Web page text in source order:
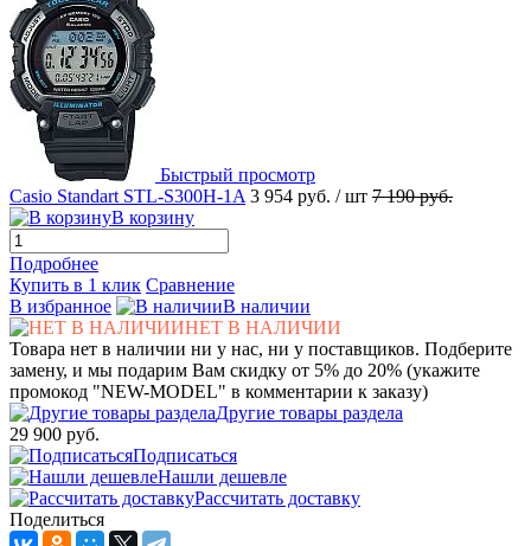
Быстрый просмотр
Casio Standart STL-S300H-1A 3 954 руб. / шт 7 190 руб.
В корзину
Подробнее
Купить в 1 клик Сравнение
В избранное
В наличии
НЕТ В НАЛИЧИИ
Товара нет в наличии ни у нас, ни у поставщиков. Подберите
замену, и мы подарим Вам скидку от 5% до 20% (укажите
промокод "NEW-MODEL" в комментарии к заказу)
Другие товары раздела
29 900 руб.
Подписаться
Нашли дешевле
Рассчитать доставку
Поделиться